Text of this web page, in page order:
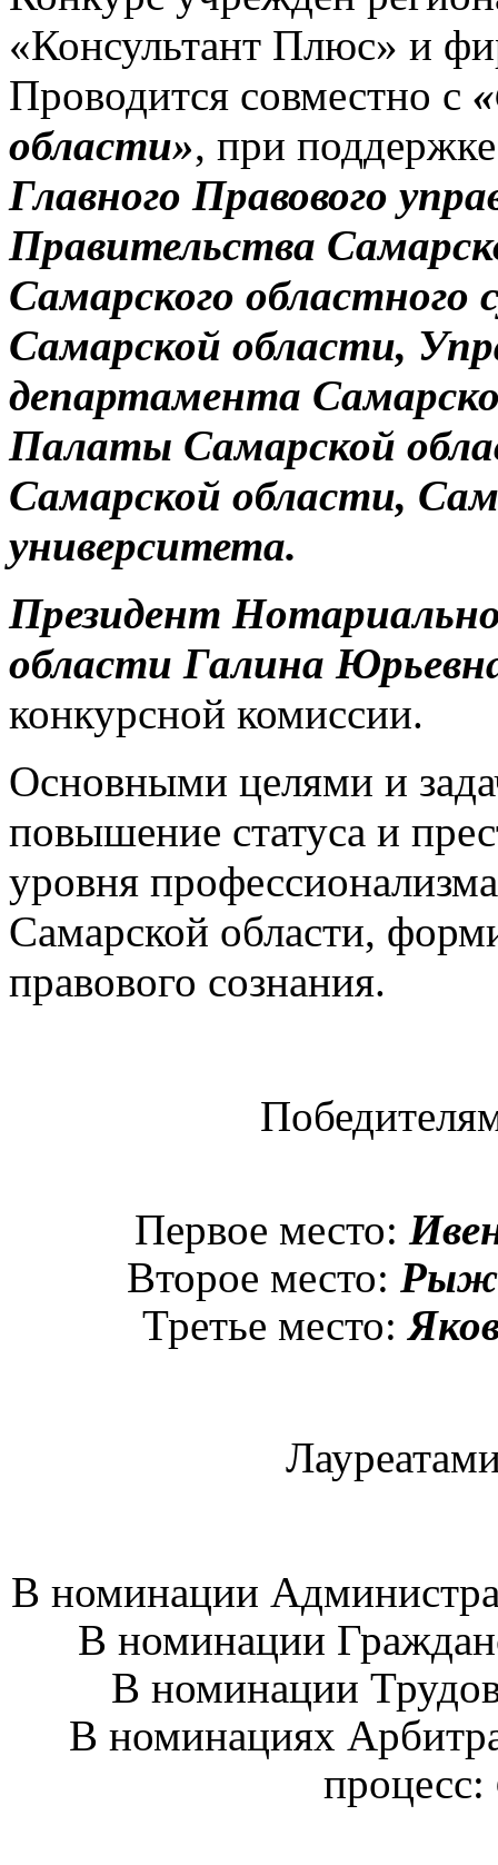
«Консультант Плюс» и
Проводится совместно с
области», при
Главного Правового
Правительства
Самарского областного
Самарской области,
департамента
Палаты Самарской
Самарской области,
университета.
Президент
области Галина
конкурсной комиссии.
Основными целями и
повышение статуса и
уровня
Самарской области,
правового сознания.
Первое место:
Второе место:
Третье место:
В номинации
В номинации
В номинации
В номинациях
процесс: